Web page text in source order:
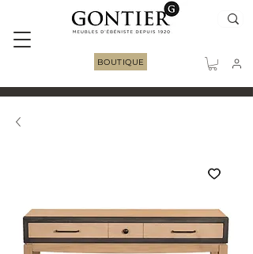
BOUTIQUE